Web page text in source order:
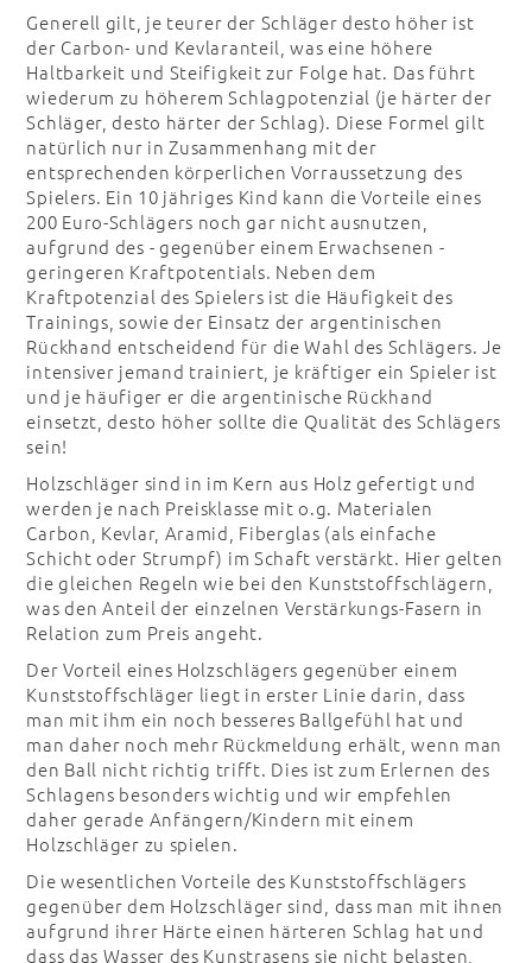
Generell gilt, je teurer der Schläger desto höher ist
der Carbon- und Kevlaranteil, was eine höhere
Haltbarkeit und Steifigkeit zur Folge hat. Das führt
wiederum zu höherem Schlagpotenzial (je härter der
Schläger, desto härter der Schlag). Diese Formel gilt
natürlich nur in Zusammenhang mit der
entsprechenden körperlichen Vorraussetzung des
Spielers. Ein 10 jähriges Kind kann die Vorteile eines
200 Euro-Schlägers noch gar nicht ausnutzen,
aufgrund des - gegenüber einem Erwachsenen -
geringeren Kraftpotentials. Neben dem
Kraftpotenzial des Spielers ist die Häufigkeit des
Trainings, sowie der Einsatz der argentinischen
Rückhand entscheidend für die Wahl des Schlägers. Je
intensiver jemand trainiert, je kräftiger ein Spieler ist
und je häufiger er die argentinische Rückhand
einsetzt, desto höher sollte die Qualität des Schlägers
sein!
Holzschläger sind in im Kern aus Holz gefertigt und
werden je nach Preisklasse mit o.g. Materialen
Carbon, Kevlar, Aramid, Fiberglas (als einfache
Schicht oder Strumpf) im Schaft verstärkt. Hier gelten
die gleichen Regeln wie bei den Kunststoffschlägern,
was den Anteil der einzelnen Verstärkungs-Fasern in
Relation zum Preis angeht.
Der Vorteil eines Holzschlägers gegenüber einem
Kunststoffschläger liegt in erster Linie darin, dass
man mit ihm ein noch besseres Ballgefühl hat und
man daher noch mehr Rückmeldung erhält, wenn man
den Ball nicht richtig trifft. Dies ist zum Erlernen des
Schlagens besonders wichtig und wir empfehlen
daher gerade Anfängern/Kindern mit einem
Holzschläger zu spielen.
Die wesentlichen Vorteile des Kunststoffschlägers
gegenüber dem Holzschläger sind, dass man mit ihnen
aufgrund ihrer Härte einen härteren Schlag hat und
dass das Wasser des Kunstrasens sie nicht belasten,